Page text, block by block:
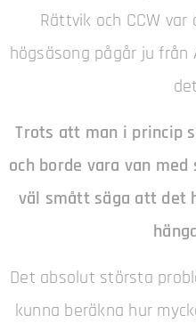
Rättvik och CCW
högsäsong pågår ju från
Trots att man i princip
och borde vara van med
väl smått säga att det
Det absolut största
kunna beräkna hur